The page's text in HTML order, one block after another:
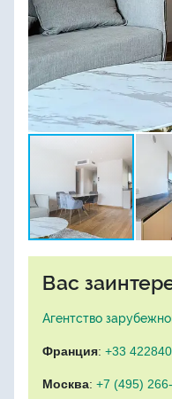
Вас
Агентство
Франция: +33
Москва: +7 (495)